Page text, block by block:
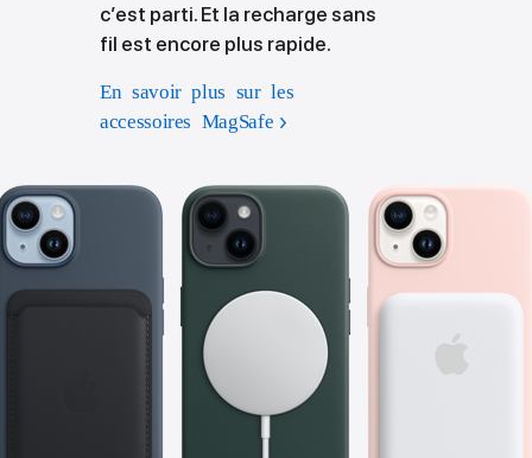
c’est parti. Et la recharge sans
fil est encore plus rapide.
En savoir plus sur les
accessoires MagSafe